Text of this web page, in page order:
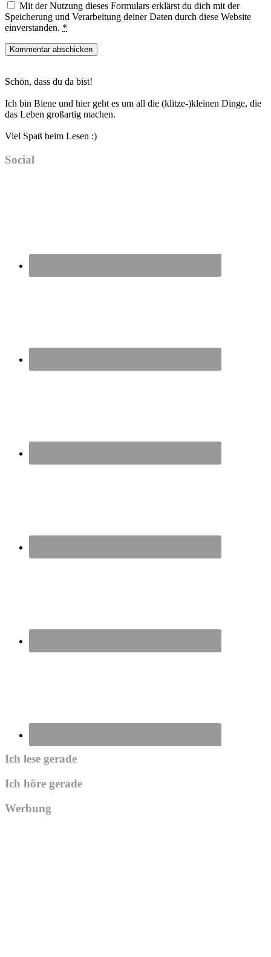
Mit der Nutzung dieses Formulars erklärst du dich mit der
Speicherung und Verarbeitung deiner Daten durch diese Website
einverstanden. *
Sidebar
Schön, dass du da bist!
Ich bin Biene und hier geht es um all die (klitze-)kleinen Dinge, die
das Leben großartig machen.
Viel Spaß beim Lesen :)
Social
Ich lese gerade
Ich höre gerade
Werbung